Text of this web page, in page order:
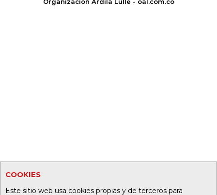
COOKIES
Este sitio web usa cookies propias y de terceros para